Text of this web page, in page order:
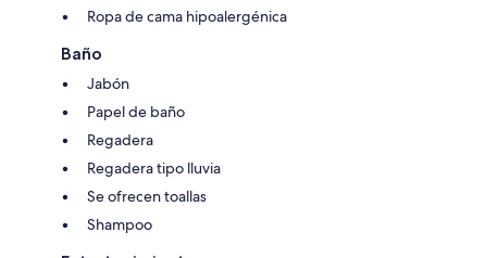
Ropa de cama hipoalergénica
Baño
Jabón
Papel de baño
Regadera
Regadera tipo lluvia
Se ofrecen toallas
Shampoo